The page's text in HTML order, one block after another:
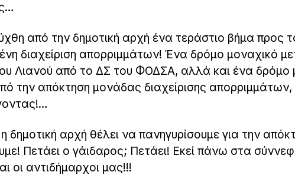
από την δημοτική αρχή ένα τεράστιο βήμα προς
διαχείριση απορριμμάτων! Ένα δρόμο μοναχικό
Λιανού από το ΔΣ του ΦΟΔΣΑ, αλλά και ένα δρόμο
την απόκτηση μονάδας διαχείρισης απορριμμάτων,
δημοτική αρχή θέλει να πανηγυρίσουμε για την
Πετάει ο γάιδαρος; Πετάει! Εκεί πάνω στα
οι αντιδήμαρχοι μας!!!